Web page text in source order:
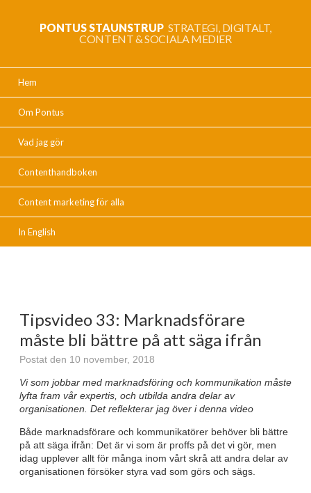
PONTUS STAUNSTRUP STRATEGI, DIGITALT,
CONTENT & SOCIALA MEDIER
Hem
Om Pontus
Vad jag gör
Contenthandboken
Content marketing för alla
In English
Tipsvideo 33: Marknadsförare
måste bli bättre på att säga ifrån
Postat den 10 november, 2018
Vi som jobbar med marknadsföring och kommunikation måste
lyfta fram vår expertis, och utbilda andra delar av
organisationen. Det reflekterar jag över i denna video
Både marknadsförare och kommunikatörer behöver bli bättre
på att säga ifrån: Det är vi som är proffs på det vi gör, men
idag upplever allt för många inom vårt skrå att andra delar av
organisationen försöker styra vad som görs och sägs.